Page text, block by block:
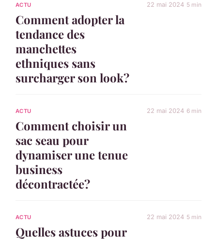
ACTU
Comment adopter la
tendance des
manchettes
ethniques sans
surcharger son look?
22 mai 2024 5 min
ACTU
Comment choisir un
sac seau pour
dynamiser une tenue
business
décontractée?
22 mai 2024 6 min
ACTU
Quelles astuces pour
22 mai 2024 5 min